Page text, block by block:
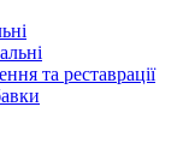
та реставрації